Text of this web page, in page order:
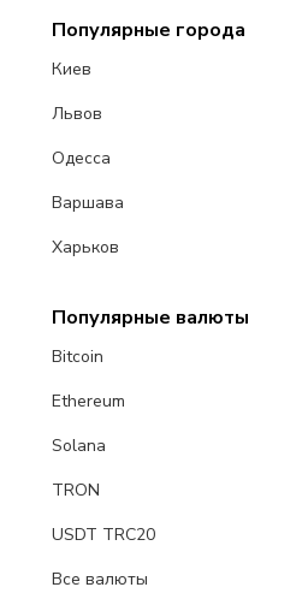
Популярные города
Киев
Львов
Одесса
Варшава
Харьков
Популярные валюты
Bitcoin
Ethereum
Solana
TRON
USDT TRC20
Все валюты